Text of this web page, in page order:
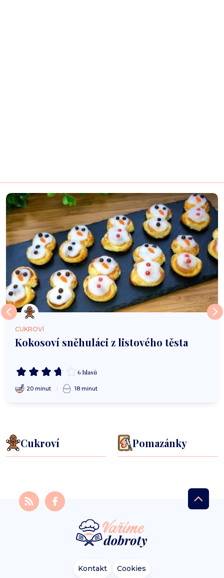
CUKROVÍ
Kokosoví sněhuláci z listového těsta
6 hlasů
20 minut 18 minut
Cukroví Pomazánky
Kontakt Cookies